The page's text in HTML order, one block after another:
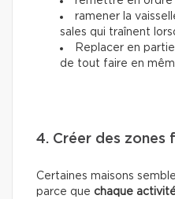
ramener la
sales qui traînent
Replacer en
de tout faire en
4. Créer des zones
Certaines maisons
parce que chaque